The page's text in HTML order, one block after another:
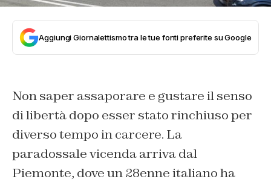
Aggiungi Giornalettismo tra le tue fonti preferite su Google
Non saper assaporare e gustare il senso
di libertà dopo esser stato rinchiuso per
diverso tempo in carcere. La
paradossale vicenda arriva dal
Piemonte, dove un 28enne italiano ha